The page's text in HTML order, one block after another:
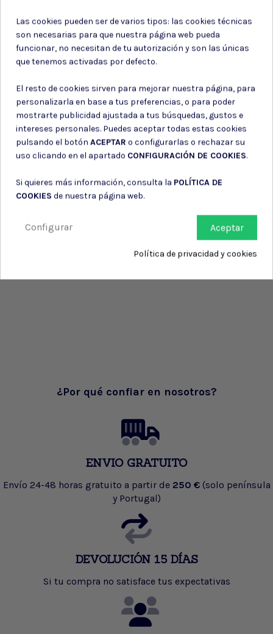
Puede darse de baja en cualquier momento. Para ello, consulte nuestra
información de contacto en el aviso legal.
Consiento el uso de mis datos para los fines indicados en la
Consiento el uso de mis datos personales para recibir publicidad
de su entidad.
¿Por qué confiar en nosotros?
ENVIO GRATUITO
Envío 24-48 horas gratuito a partir de 250 € (solo península
y Portugal)
DEVOLUCIÓN 15 DÍAS
Si tu compra no satisface tus expectativas
Las cookies pueden ser de varios tipos: las cookies técnicas
son necesarias para que nuestra página web pueda
funcionar, no necesitan de tu autorización y son las únicas
que tenemos activadas por defecto.
El resto de cookies sirven para mejorar nuestra página, para
personalizarla en base a tus preferencias, o para poder
mostrarte publicidad ajustada a tus búsquedas, gustos e
intereses personales. Puedes aceptar todas estas cookies
pulsando el botón ACEPTAR o configurarlas o rechazar su
uso clicando en el apartado CONFIGURACIÓN DE COOKIES.
Si quieres más información, consulta la POLÍTICA DE
COOKIES de nuestra página web.
Aceptar
Configurar
Política de privacidad y cookies